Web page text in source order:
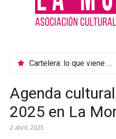
Cartelera: lo que viene en el teatro de La Moreno
Agenda
2025 en La
2 abril, 2025